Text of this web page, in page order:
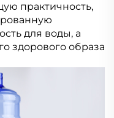
практичность,
для воды, а
здорового образа